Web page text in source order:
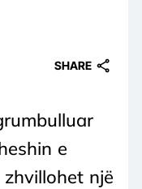
SHARE
e
një